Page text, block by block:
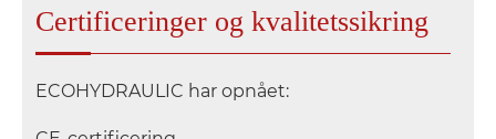
Certificeringer og kvalitetssikring
ECOHYDRAULIC har opnået: